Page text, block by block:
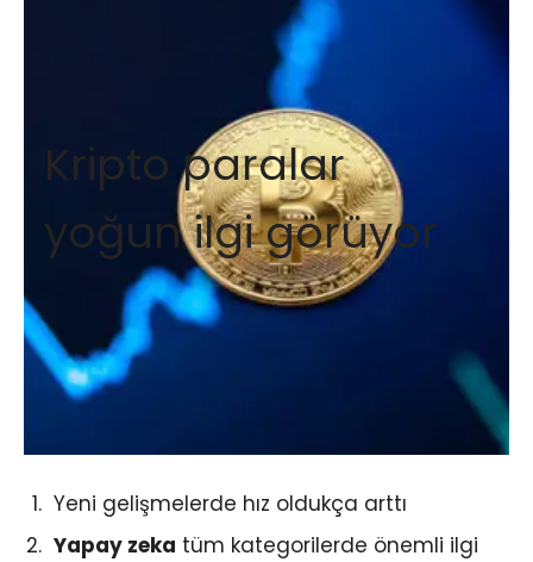
Kripto paralar
yoğun ilgi görüyor
Yeni gelişmelerde hız oldukça arttı
Yapay zeka tüm kategorilerde önemli ilgi